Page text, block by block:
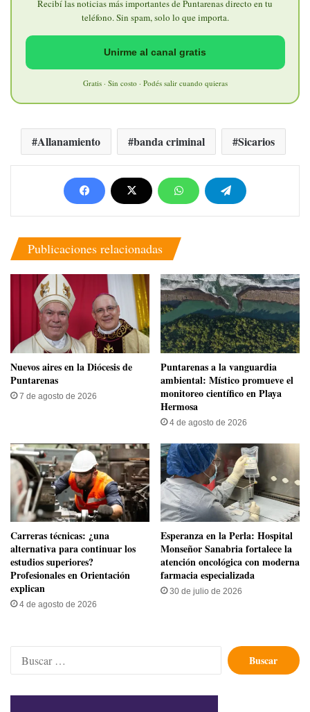
Recibí las noticias más importantes de Puntarenas directo en tu
teléfono. Sin spam, solo lo que importa.
Unirme al canal gratis
Gratis · Sin costo · Podés salir cuando quieras
Allanamiento banda criminal Sicarios
Publicaciones relacionadas
​Nuevos aires en la Diócesis de
Puntarenas
7 de agosto de 2026
​Puntarenas a la vanguardia
ambiental: Místico promueve el
monitoreo científico en Playa
Hermosa
4 de agosto de 2026
Carreras técnicas: ¿una
alternativa para continuar los
estudios superiores?
Profesionales en Orientación
explican
4 de agosto de 2026
​Esperanza en la Perla: Hospital
Monseñor Sanabria fortalece la
atención oncológica con moderna
farmacia especializada
30 de julio de 2026
Buscar: